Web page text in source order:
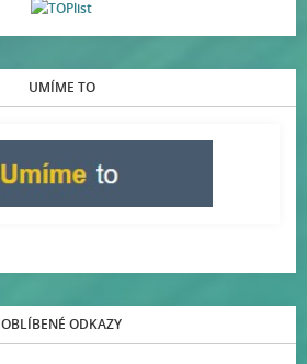
UMÍME TO
OBLÍBENÉ ODKAZY